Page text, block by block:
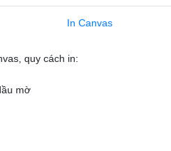
In Canvas
quy cách in:
mờ